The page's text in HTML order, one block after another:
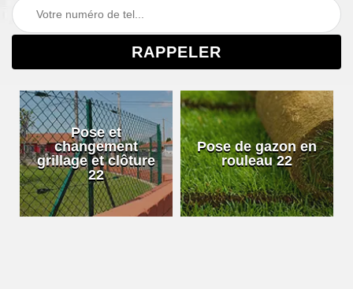
Pose et
changement
grillage et clôture
22
Pose de gazon en
rouleau 22